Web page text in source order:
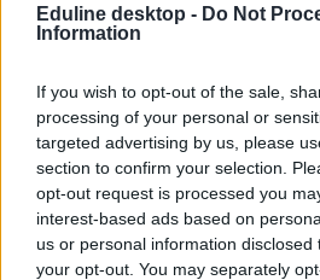
Eduline desktop - Do Not
Information
If you wish to opt-out of the sale,
processing of your personal or
targeted advertising by us, please
section to confirm your selection.
opt-out request is processed you
interest-based ads based on
us or personal information
your opt-out. You may separately